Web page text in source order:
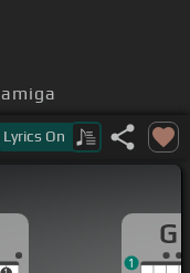
amiga
Lyrics On
G
1